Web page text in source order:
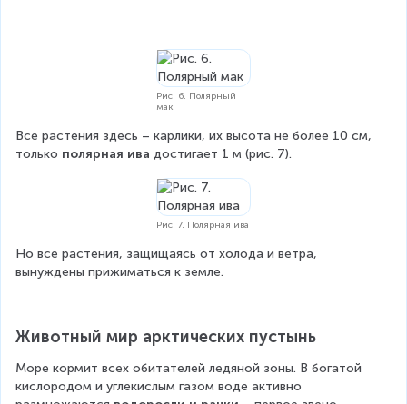
Рис. 6. Полярный
мак
Все растения здесь – карлики, их высота не более 10 см,
только полярная ива достигает 1 м (рис. 7).
Рис. 7. Полярная ива
Но все растения, защищаясь от холода и ветра,
вынуждены прижиматься к земле.
Животный мир арктических пустынь
Море кормит всех обитателей ледяной зоны. В богатой
кислородом и углекислым газом воде активно